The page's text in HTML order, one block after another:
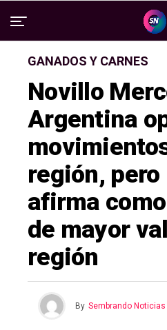
GANADOS Y CARNES
Novillo
Argentina
región,
afirma
de mayor
región
By Sembrando Noticias